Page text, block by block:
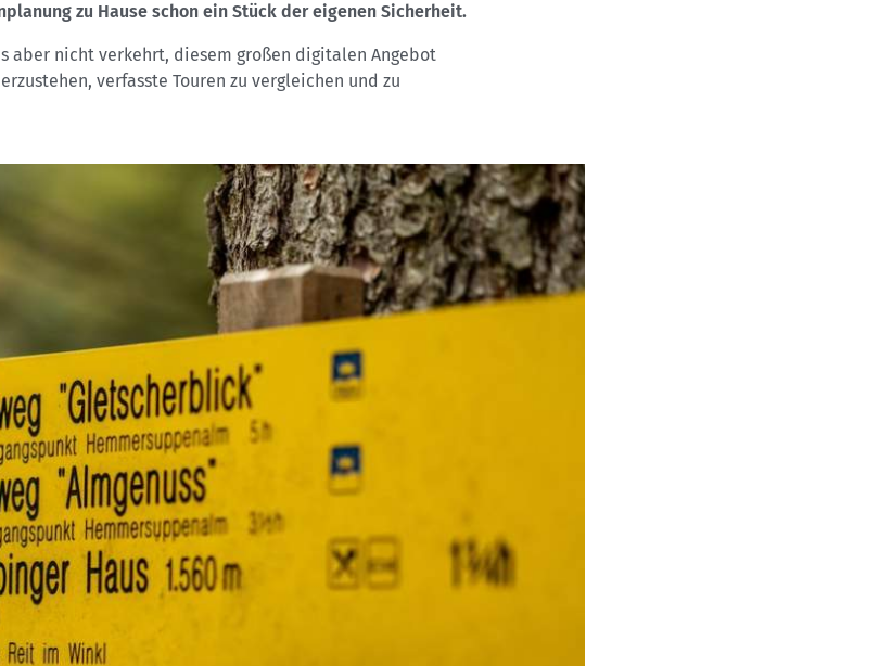
zu Hause schon ein Stück der eigenen Sicherheit.
aber nicht verkehrt, diesem großen digitalen Angebot
verfasste Touren zu vergleichen und zu